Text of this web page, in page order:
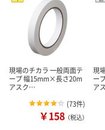
現場のチカラ 一般両面テ
ープ 幅15mm×長さ20m
アスク…
(73件)
￥158 （税込）
現
ー
ア